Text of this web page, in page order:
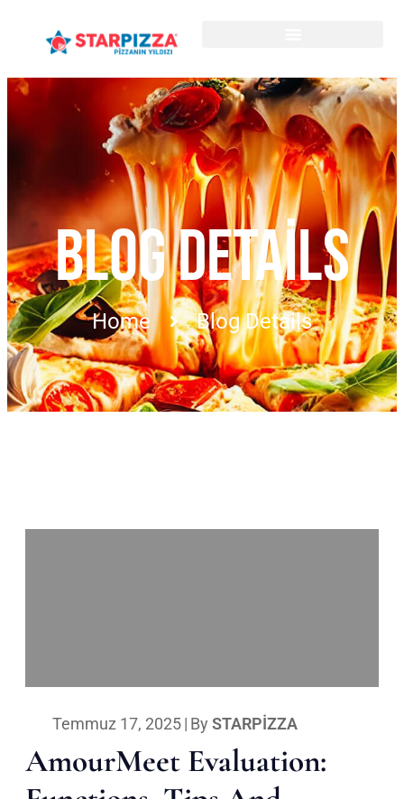
BLOG DETAILS
Home Blog Details
Temmuz 17, 2025| By STARPIZZA
AmourMeet Evaluation: